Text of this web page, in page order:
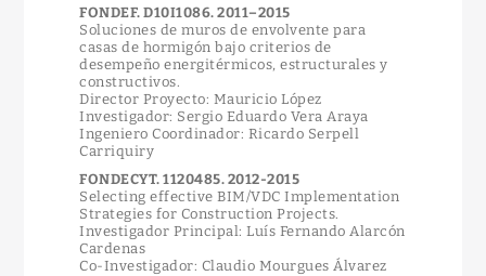
FONDEF. D10I1086. 2011–2015
Soluciones de muros de envolvente para
casas de hormigón bajo criterios de
desempeño energitérmicos, estructurales y
constructivos.
Director Proyecto: Mauricio López
Investigador: Sergio Eduardo Vera Araya
Ingeniero Coordinador: Ricardo Serpell
Carriquiry
FONDECYT. 1120485. 2012-2015
Selecting effective BIM/VDC Implementation
Strategies for Construction Projects.
Investigador Principal: Luís Fernando Alarcón
Cardenas
Co-Investigador: Claudio Mourgues Álvarez